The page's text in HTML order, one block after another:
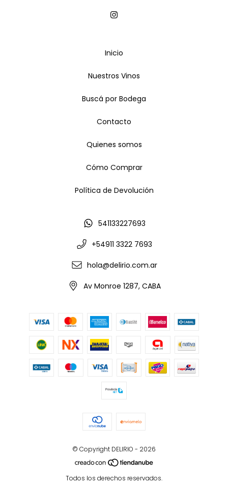
Inicio
Nuestros Vinos
Buscá por Bodega
Contacto
Quienes somos
Cómo Comprar
Política de Devolución
541133227693
+54911 3322 7693
hola@delirio.com.ar
Av Monroe 1287, CABA
© Copyright DELIRIO - 2026
Todos los derechos reservados.